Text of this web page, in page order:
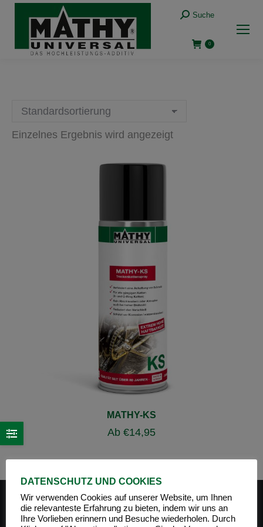
Suche:
Suche
0
Einzelnes Ergebnis wird angezeigt
MATHY-KS
Ab €14,95
PRODUKT-KATEGORIEN
DATENSCHUTZ UND COOKIES
Wir verwenden Cookies auf unserer Website, um Ihnen
die relevanteste Erfahrung zu bieten, indem wir uns an
Ihre Vorlieben erinnern und Besuche wiederholen. Durch